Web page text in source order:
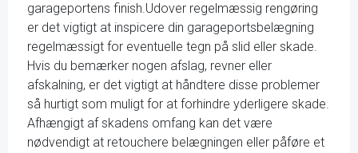
garageportens finish.Udover regelmæssig rengøring
er det vigtigt at inspicere din garageportsbelægning
regelmæssigt for eventuelle tegn på slid eller skade.
Hvis du bemærker nogen afslag, revner eller
afskalning, er det vigtigt at håndtere disse problemer
så hurtigt som muligt for at forhindre yderligere skade.
Afhængigt af skadens omfang kan det være
nødvendigt at retouchere belægningen eller påføre et